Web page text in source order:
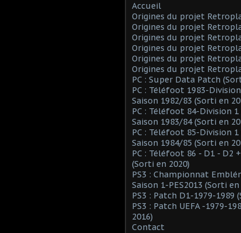
Accueil
Origines du projet
Origines du projet
Origines du projet
Origines du projet
Origines du projet
Origines du projet
PC : Super Data Patch
PC : Téléfoot 1983-Division
Saison 1982/83 (Sorti en
PC : Téléfoot 84-Division 1
Saison 1983/84 (Sorti en
PC : Téléfoot 85-Division 1
Saison 1984/85 (Sorti en
PC : Téléfoot 86 - D1 - D2 +
(Sorti en 2020)
PS3 : Championnat
Saison 1-PES2013 (Sorti en
PS3 : Patch D1-1979-1989
PS3 : Patch UEFA -1979-
2016)
Contact